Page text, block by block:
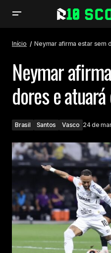
Início Neymar afirma estar sem
Neymar
dores e
Brasil Santos Vasco 24 de